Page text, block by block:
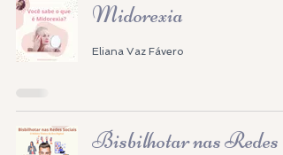
Midorexia
Eliana Vaz Fávero
Bisbilhotar nas Redes